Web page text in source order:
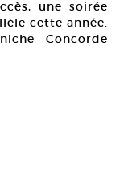
une soirée
cette année.
Concorde